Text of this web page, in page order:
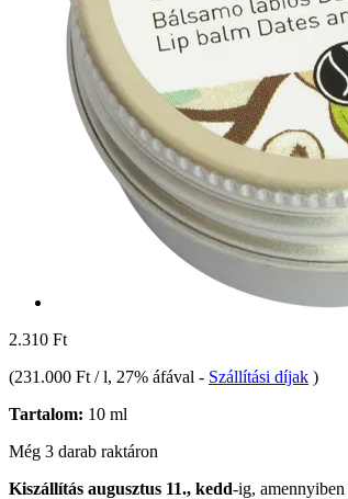
2.310 Ft
(231.000 Ft / l, 27% áfával - Szállítási díjak )
Tartalom: 10 ml
Még 3 darab raktáron
Kiszállítás augusztus 11., kedd-ig, amennyiben